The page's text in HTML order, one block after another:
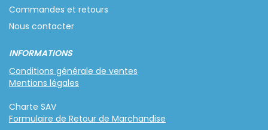
Commandes et retours
Nous contacter
INFORMATIONS
Conditions générale de ventes
Mentions légales
Charte SAV
Formulaire de Retour de Marchandise